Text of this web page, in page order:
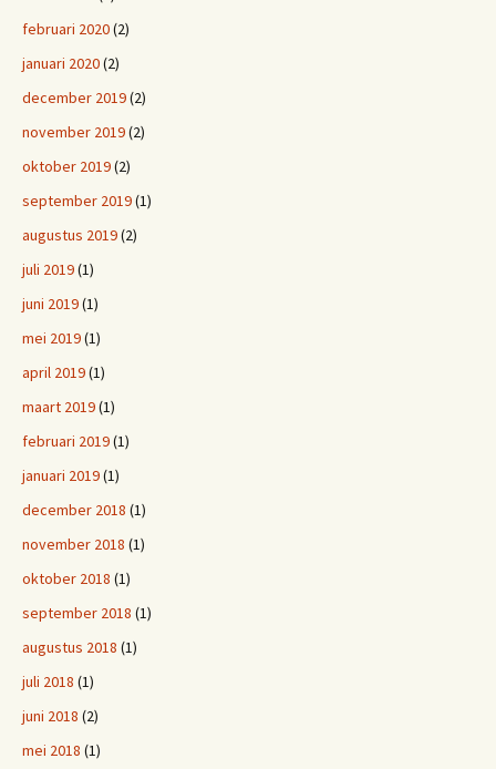
februari 2020(2)
januari 2020(2)
december 2019(2)
november 2019(2)
oktober 2019(2)
september 2019(1)
augustus 2019(2)
juli 2019(1)
juni 2019(1)
mei 2019(1)
april 2019(1)
maart 2019(1)
februari 2019(1)
januari 2019(1)
december 2018 (1)
november 2018 (1)
oktober 2018 (1)
september 2018 (1)
augustus 2018 (1)
juli 2018 (1)
juni 2018 (2)
mei 2018 (1)